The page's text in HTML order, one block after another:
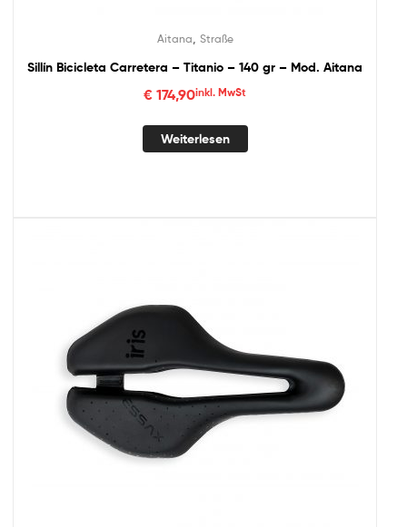
Aitana Straße
Sillín Bicicleta Carretera – Titanio – 140 gr – Mod. Aitana
€ 174,90inkl. MwSt
Weiterlesen